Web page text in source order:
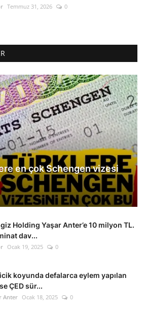
Temmuz 31, 2026 0
en çok Schengen vizesi
Holding Yaşar Anter’e 10 milyon TL.
dav...
Ocak 19, 2025 0
koyunda defalarca eylem yapılan
ÇED sür...
Anter Ocak 18, 2025 0